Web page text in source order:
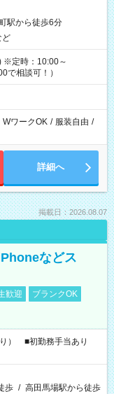
駅から徒歩6分
ど
※定時：10:00～
で相談可！）
WワークOK / 服装自由 /
詳細へ
掲載日：2026.08.07
などス
歓迎
ブランクOK
） ■初勤務手当あり
歩 / 高田馬場駅から徒歩